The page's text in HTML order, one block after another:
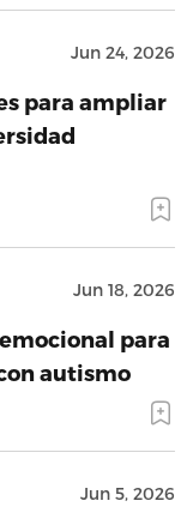
Jun 24, 2026
para ampliar
Jun 18, 2026
para
autismo
Jun 5, 2026